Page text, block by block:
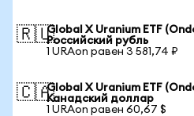
🇷🇺Global X Uranium ETF
Российский рубль
1 URAon равен 3 581,74 ₽
🇨🇦Global X Uranium ETF
Канадский доллар
1 URAon равен 60,67 $